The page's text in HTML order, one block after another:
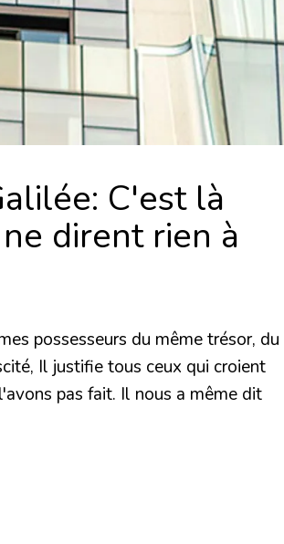
C'est là
dirent rien à
possesseurs du même trésor, du
Il justifie tous ceux qui croient
pas fait. Il nous a même dit